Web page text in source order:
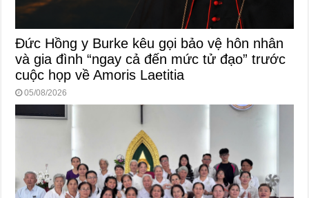
Đức Hồng y Burke kêu gọi bảo vệ hôn nhân
và gia đình “ngay cả đến mức tử đạo” trước
cuộc họp về Amoris Laetitia
05/08/2026